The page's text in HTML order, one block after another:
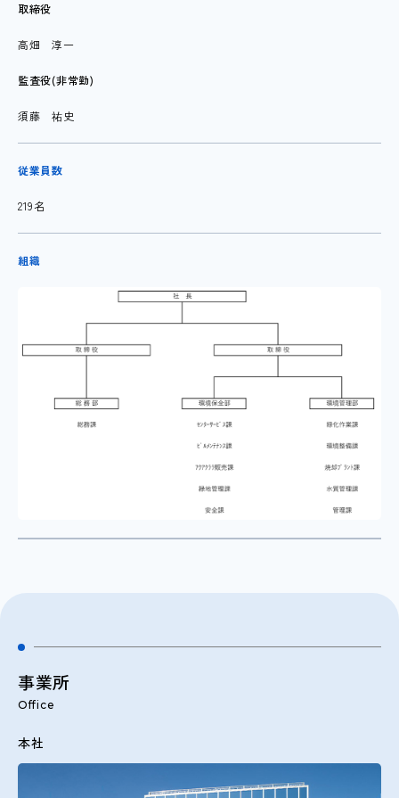
取締役
高畑 淳一
監査役(非常勤)
須藤 祐史
従業員数
219名
組織
事業所
Office
本社